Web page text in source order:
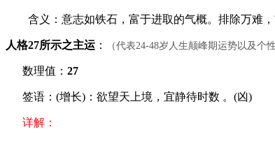
含义：意志如铁石，富于进取的气概。排除万难，
人格27所示之主运 ： （代表24-48岁人生颠峰期运势以及个
数理值： 27
签语：(增长)：欲望天上境，宜静待时数 。(凶)
详解：